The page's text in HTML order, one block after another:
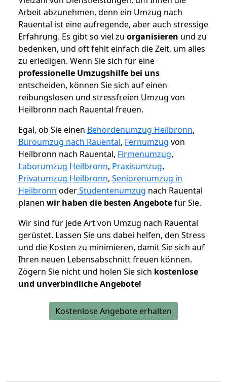
Arbeit abzunehmen, denn ein Umzug nach
Rauental ist eine aufregende, aber auch stressige
Erfahrung. Es gibt so viel zu organisieren und zu
bedenken, und oft fehlt einfach die Zeit, um alles
zu erledigen. Wenn Sie sich für eine
professionelle Umzugshilfe bei uns
entscheiden, können Sie sich auf einen
reibungslosen und stressfreien Umzug von
Heilbronn nach Rauental freuen.
Egal, ob Sie einen Behördenumzug Heilbronn,
Büroumzug nach Rauental, Fernumzug von
Heilbronn nach Rauental, Firmenumzug,
Laborumzug Heilbronn, Praxisumzug,
Privatumzug Heilbronn, Seniorenumzug in
Heilbronn oderStudentenumzug nach Rauental
planen wir haben die besten Angebotefür Sie.
Wir sind für jede Art von Umzug nach Rauental
gerüstet. Lassen Sie uns dabei helfen, den Stress
und die Kosten zu minimieren, damit Sie sich auf
Ihren neuen Lebensabschnitt freuen können.
Zögern Sie nicht und holen Sie sich kostenlose
und unverbindliche Angebote!
Kostenlose Angebote erhalten